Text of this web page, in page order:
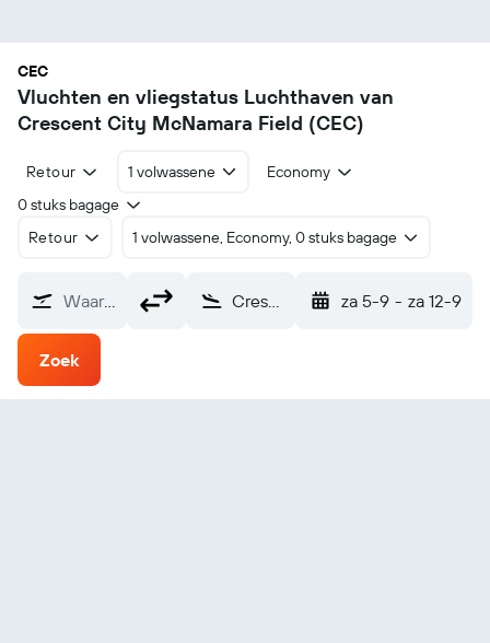
CEC
Vluchten en vliegstatus Luchthaven van
Crescent City McNamara Field (CEC)
Retour 1 volwassene
Economy
0 stuks bagage
Retour
1 volwassene, Economy, 0 stuks bagage
Waarvandaan? Crescent City McNamara Field (CEC) za 5-9 - za 12-9
Zoek